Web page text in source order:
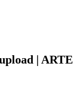
| ARTE